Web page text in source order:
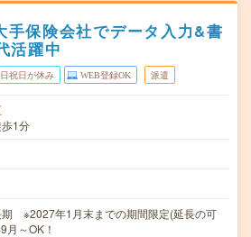
手保険会社でデータ入力&書
活躍中
祝日が休み WEB登録OK 派遣
1分
※2027年1月末までの期間限定(延長の可
～OK！